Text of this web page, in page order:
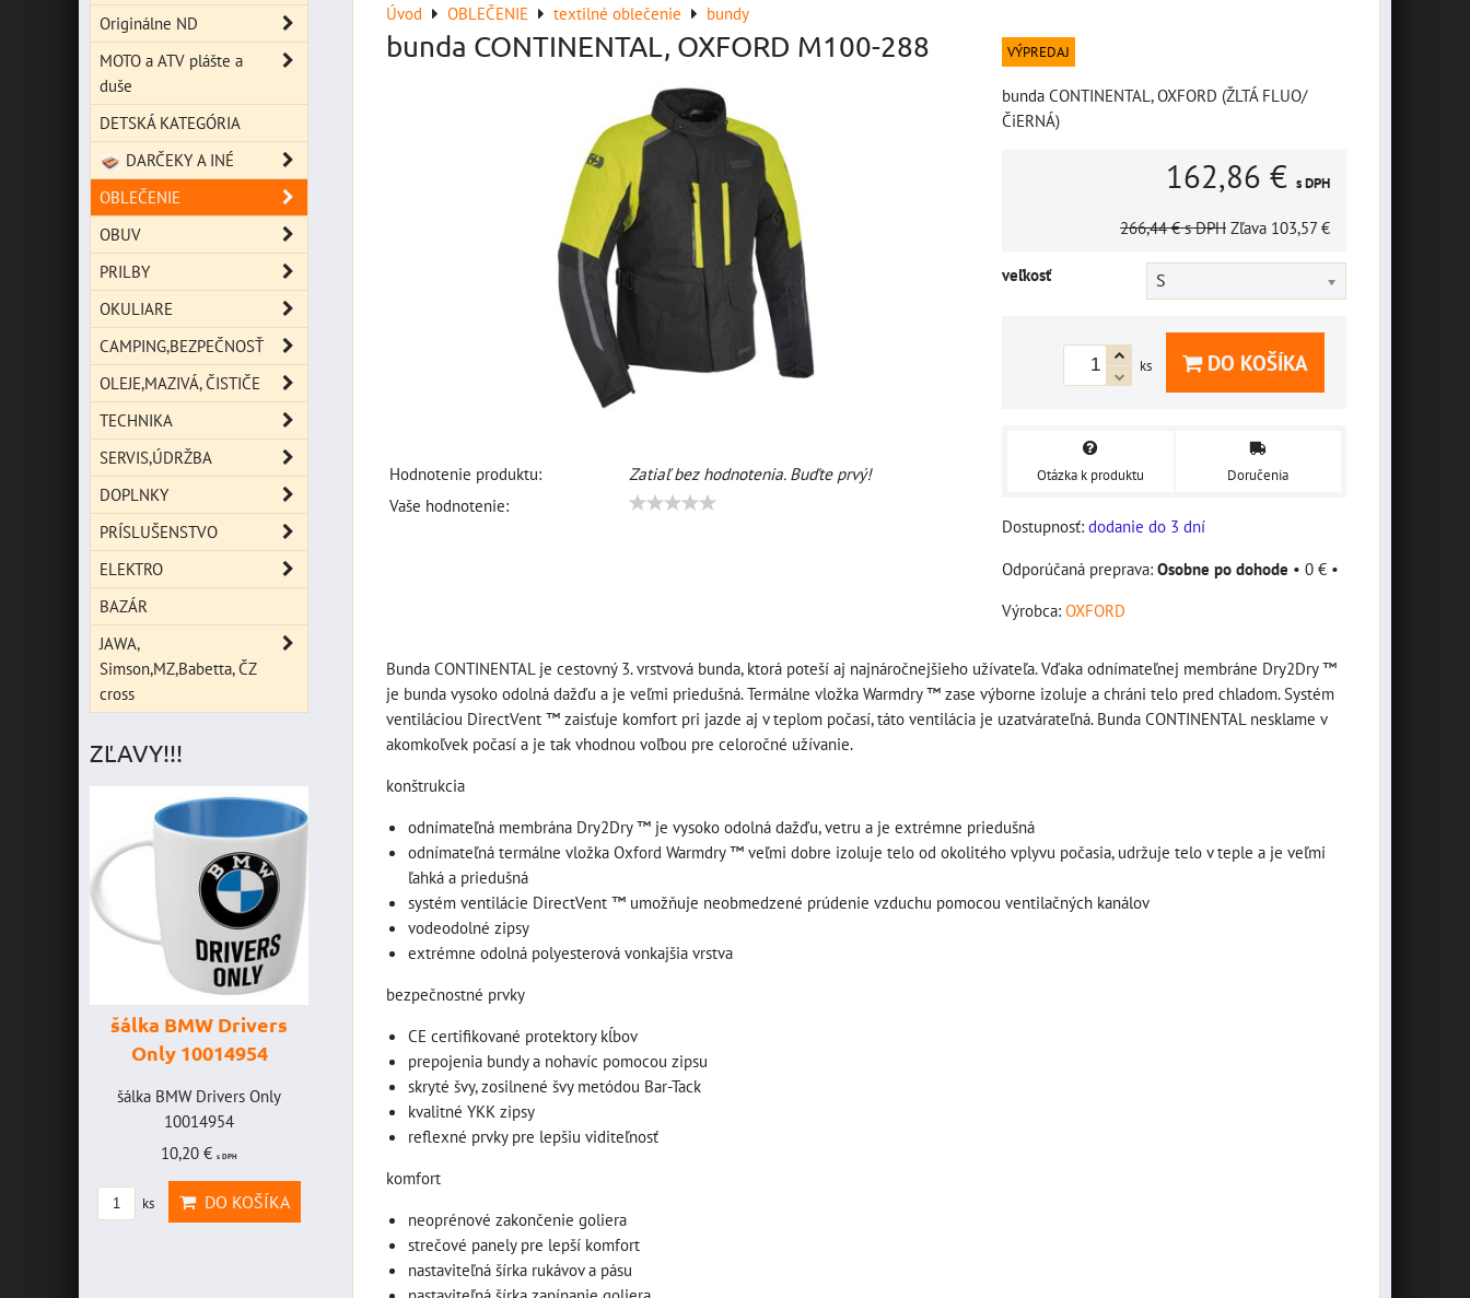
Úvod OBLEČENIE textilné oblečenie bundy
bunda CONTINENTAL, OXFORD M100-288
Hodnotenie produktu:
Zatiaľ bez hodnotenia. Buďte prvý!
Vaše hodnotenie:
VÝPREDAJ
bunda CONTINENTAL, OXFORD (ŽLTÁ FLUO/
ČiERNÁ)
162,86 € s DPH
266,44 € s DPH Zľava 103,57 €
veľkosť S
ks DO KOŠÍKA
Otázka k produktu Doručenia
Dostupnosť: dodanie do 3 dní
Osobne po dohode • 0 € •
Výrobca: OXFORD
Bunda CONTINENTAL je cestovný 3. vrstvová bunda, ktorá poteší aj najnáročnejšieho užívateľa. Vďaka odnímateľnej membráne Dry2Dry ™
je bunda vysoko odolná dažďu a je veľmi priedušná. Termálne vložka Warmdry ™ zase výborne izoluje a chráni telo pred chladom. Systém
ventiláciou DirectVent ™ zaisťuje komfort pri jazde aj v teplom počasí, táto ventilácia je uzatvárateľná. Bunda CONTINENTAL nesklame v
akomkoľvek počasí a je tak vhodnou voľbou pre celoročné užívanie.
konštrukcia
odnímateľná membrána Dry2Dry ™ je vysoko odolná dažďu, vetru a je extrémne priedušná
odnímateľná termálne vložka Oxford Warmdry ™ veľmi dobre izoluje telo od okolitého vplyvu počasia, udržuje telo v teple a je veľmi
ľahká a priedušná
systém ventilácie DirectVent ™ umožňuje neobmedzené prúdenie vzduchu pomocou ventilačných kanálov
vodeodolné zipsy
extrémne odolná polyesterová vonkajšia vrstva
bezpečnostné prvky
CE certifikované protektory kĺbov
prepojenia bundy a nohavíc pomocou zipsu
skryté švy, zosilnené švy metódou Bar-Tack
kvalitné YKK zipsy
reflexné prvky pre lepšiu viditeľnosť
komfort
neoprénové zakončenie goliera
strečové panely pre lepší komfort
nastaviteľná šírka rukávov a pásu
Originálne ND
MOTO a ATV plášte a
duše
DETSKÁ KATEGÓRIA
DARČEKY A INÉ
OBLEČENIE
OBUV
PRILBY
OKULIARE
CAMPING,BEZPEČNOSŤ
OLEJE,MAZIVÁ, ČISTIČE
TECHNIKA
SERVIS,ÚDRŽBA
DOPLNKY
PRÍSLUŠENSTVO
ELEKTRO
BAZÁR
JAWA,
Simson,MZ,Babetta, ČZ
cross
ZĽAVY!!!
šálka BMW Drivers
Only 10014954
šálka BMW Drivers Only
10014954
10,20 € s DPH
ks DO KOŠÍKA
šálka "Yamaha
VR46" 10014772
šálka "Yamaha VR46"
10014772
digitálnym
banka, štartovací
prúd 4000 A, NOCO
GENIUS BOOST PRO
BAT998
štartovací...
333,83 €